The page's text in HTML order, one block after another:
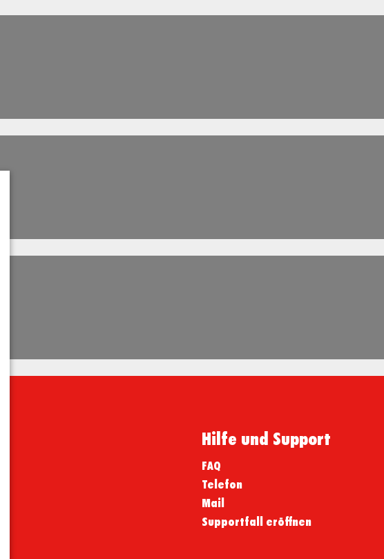
Hilfe und Support
FAQ
Telefon
Mail
Supportfall eröffnen